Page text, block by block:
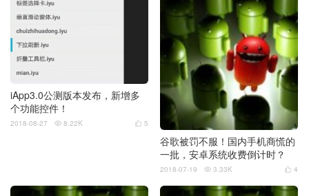
iApp3.0公测版本发布，新增多
个功能控件！
 5
2018-08-27  8.22K
谷歌被罚不服！国内手机商慌的
一批，安卓系统收费倒计时？
 4
2018-07-19  3.33K